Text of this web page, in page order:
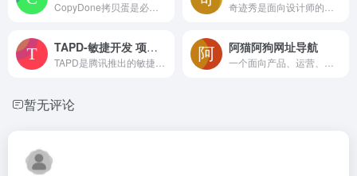
TAPD-敏捷开发 项目管理 腾讯敏捷产品研发平台 阿猫阿狗网址导航
暂无评论